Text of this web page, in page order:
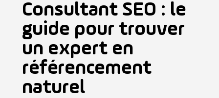
Consultant SEO : le
guide pour trouver
un expert en
référencement
naturel